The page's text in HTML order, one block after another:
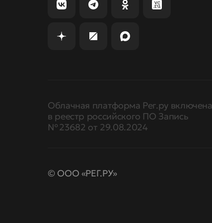
Облачная платформа Рег.ру включена
в реестр российского ПО Запись
№ 23682 от 29.08.2024
© ООО «РЕГ.РУ»